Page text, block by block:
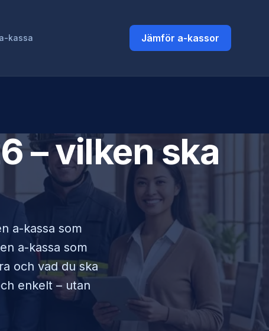
kassa Jämför a-kassor
– vilken ska
a-kassa som
a-kassa som
och vad du ska
enkelt – utan